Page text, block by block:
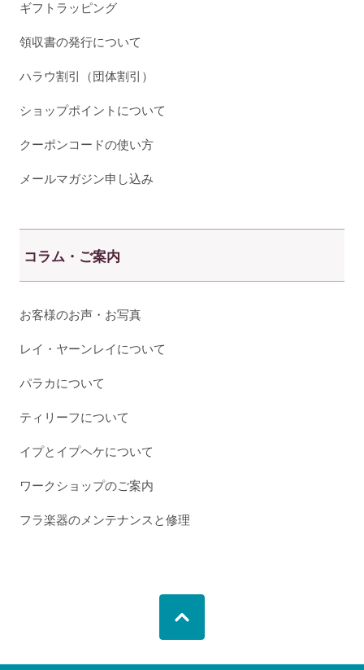
ギフトラッピング
領収書の発行について
ハラウ割引（団体割引）
ショップポイントについて
クーポンコードの使い方
メールマガジン申し込み
コラム・ご案内
お客様のお声・お写真
レイ・ヤーンレイについて
パラカについて
ティリーフについて
イプとイプヘケについて
ワークショップのご案内
フラ楽器のメンテナンスと修理